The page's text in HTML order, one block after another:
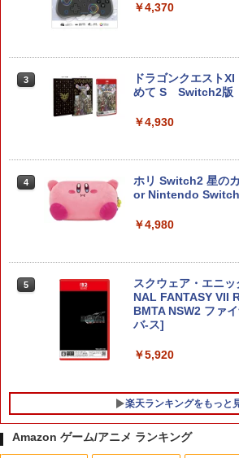
￥4,370
3
ドラゴンクエスト
めて S Switch2版
￥4,930
4
ホリ Switch2 星の
or Nintendo Switch
￥4,980
5
スクウェア・エニ
NAL FANTASY VII
BMTA NSW2 ファ
バ-ス]
￥5,920
楽天ランキングをもっと
Amazon ゲーム/アニメ ランキング